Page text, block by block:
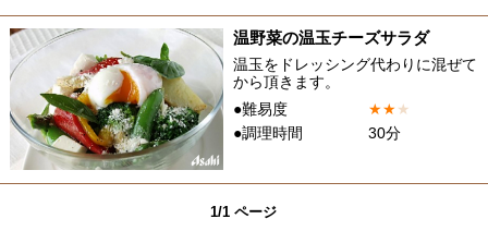
温野菜の温玉チーズサラダ
温玉をドレッシング代わりに混ぜて
から頂きます。
●難易度
★★★
●調理時間
30分
1/1 ページ